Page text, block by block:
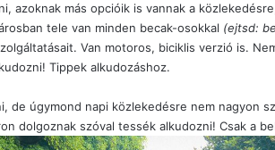
azoknak más opcióik is vannak a
tele van minden becak-osokkal (ejtsd:
Van motoros, biciklis verzió is.
Tippek alkudozáshoz.
de úgymond napi közlekedésre nem nagyon
dolgoznak szóval tessék alkudozni! Csak a